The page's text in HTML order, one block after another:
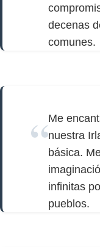
decenas
comunes.
Me
nuestra
básica.
infinitas
pueblos.